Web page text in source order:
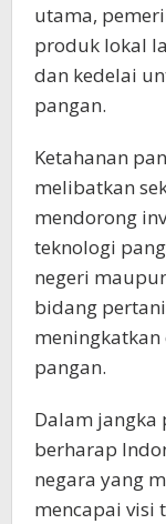
utama,
produk lokal
dan kedelai
pangan.
Ketahanan
melibatkan
mendorong
teknologi
negeri
bidang
pangan.
Dalam jangka
berharap
negara yang
mencapai visi